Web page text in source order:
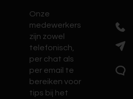
Onze
medewerkers
zijn zowel
telefonisch,
per chat als
per email te
bereiken voor
tips bij het